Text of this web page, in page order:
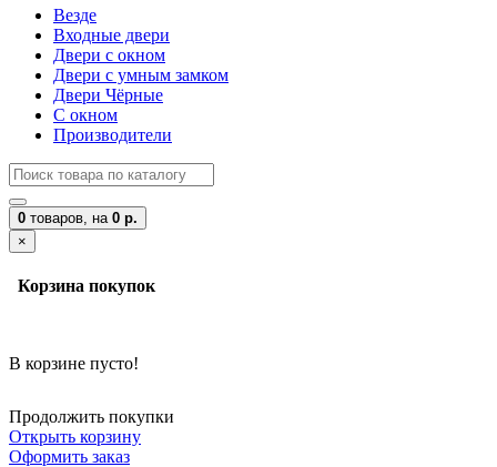
Везде
Входные двери
Двери с окном
Двери с умным замком
Двери Чёрные
C окном
Производители
0 товаров, на 0 р.
×
Корзина покупок
В корзине пусто!
Продолжить покупки
Открыть корзину
Оформить заказ